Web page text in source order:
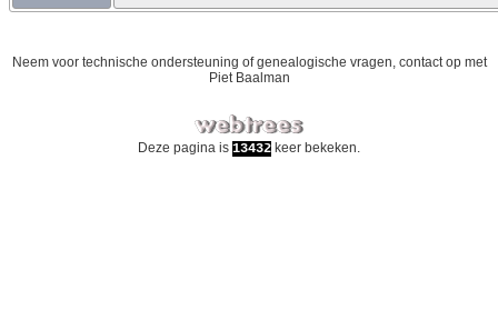
Neem voor technische ondersteuning of genealogische vragen, contact op met
Piet Baalman
Deze pagina is 13432 keer bekeken.